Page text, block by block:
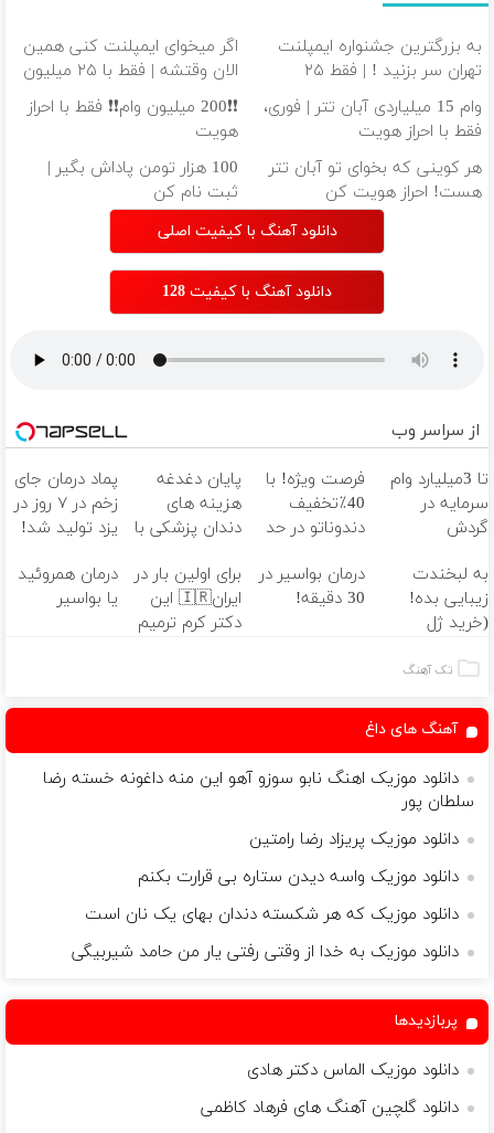
به بزرگترین جشنواره ایمپلنت
تهران سر بزنید ! | فقط ۲۵
میلیون !
اگر میخوای ایمپلنت کنی همین
الان وقتشه | فقط با ۲۵ میلیون
تومان!!!
وام 15 میلیاردی آبان تتر | فوری،
فقط با احراز هویت
❗❗200 میلیون وام❗❗ فقط با احراز
هویت
هر کوینی که بخوای تو آبان تتر
هست! احراز هویت کن
100 هزار تومن پاداش بگیر |
ثبت نام کن
دانلود آهنگ با کیفیت اصلی
دانلود آهنگ با کیفیت 128
از سراسر وب
تا 3میلیارد وام
سرمایه در
گردش
فروشگاهت رو
ثبت کن
فرصت ویژه! با
40٪تخفیف
دندوناتو در حد
سفید کن
پایان دغدغه
هزینه های
دندان پزشکی با
کننده خانگی
پماد درمان جای
زخم در ۷ روز در
یزد تولید شد!
به لبخندت
زیبایی بده!
(خرید ژل
دندان
درمان بواسیر در
30 دقیقه!
برای اولین بار در
ایران🇮🇷 این
دکتر کرم ترمیم
درمان همروئید
یا بواسیر
تک آهنگ
آهنگ های داغ
دانلود موزیک اهنگ نابو سوزو آهو این منه داغونه خسته رضا
سلطان پور
دانلود موزیک پریزاد رضا رامتین
دانلود موزیک واسه دیدن ستاره بی قرارت بکنم
دانلود موزیک که هر شکسته دندان بهای یک نان است
دانلود موزیک به خدا از وقتی رفتی یار من حامد شیربیگی
پربازدیدها
دانلود موزیک الماس دکتر هادی
دانلود گلچین آهنگ های فرهاد کاظمی